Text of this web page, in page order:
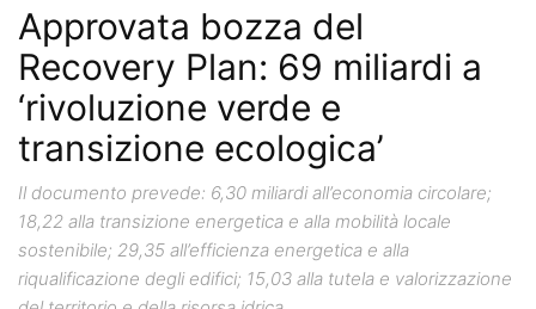
Approvata bozza del
Recovery Plan: 69 miliardi a
‘rivoluzione verde e
transizione ecologica’
Il documento prevede: 6,30 miliardi all’economia circolare;
18,22 alla transizione energetica e alla mobilità locale
sostenibile; 29,35 all’efficienza energetica e alla
riqualificazione degli edifici; 15,03 alla tutela e valorizzazione